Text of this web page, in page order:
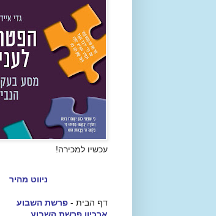
עכשיו למכירה!
ניווט מהיר
דף הבית - פרשת השבוע